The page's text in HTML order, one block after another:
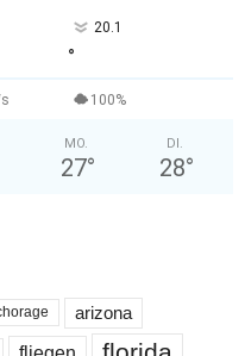
20.1
°
100%
MO.
27°
DI.
28°
arizona